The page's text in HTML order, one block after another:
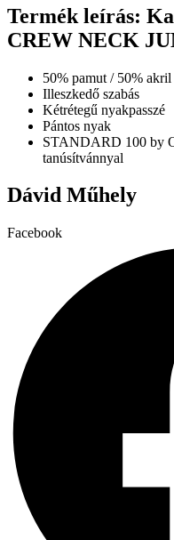
Termék leírás:
CREW NECK
50% pamut / 50% akril
Illeszkedő szabás
Kétrétegű nyakpasszé
Pántos nyak
STANDARD 100 by
tanúsítvánnyal
Dávid Műhely
Facebook